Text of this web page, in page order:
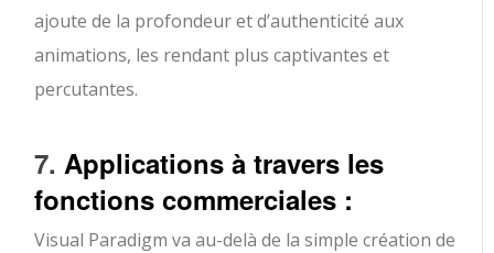
ajoute de la profondeur et d’authenticité aux
animations, les rendant plus captivantes et
percutantes.
7.Applications à travers les
fonctions commerciales :
Visual Paradigm va au-delà de la simple création de